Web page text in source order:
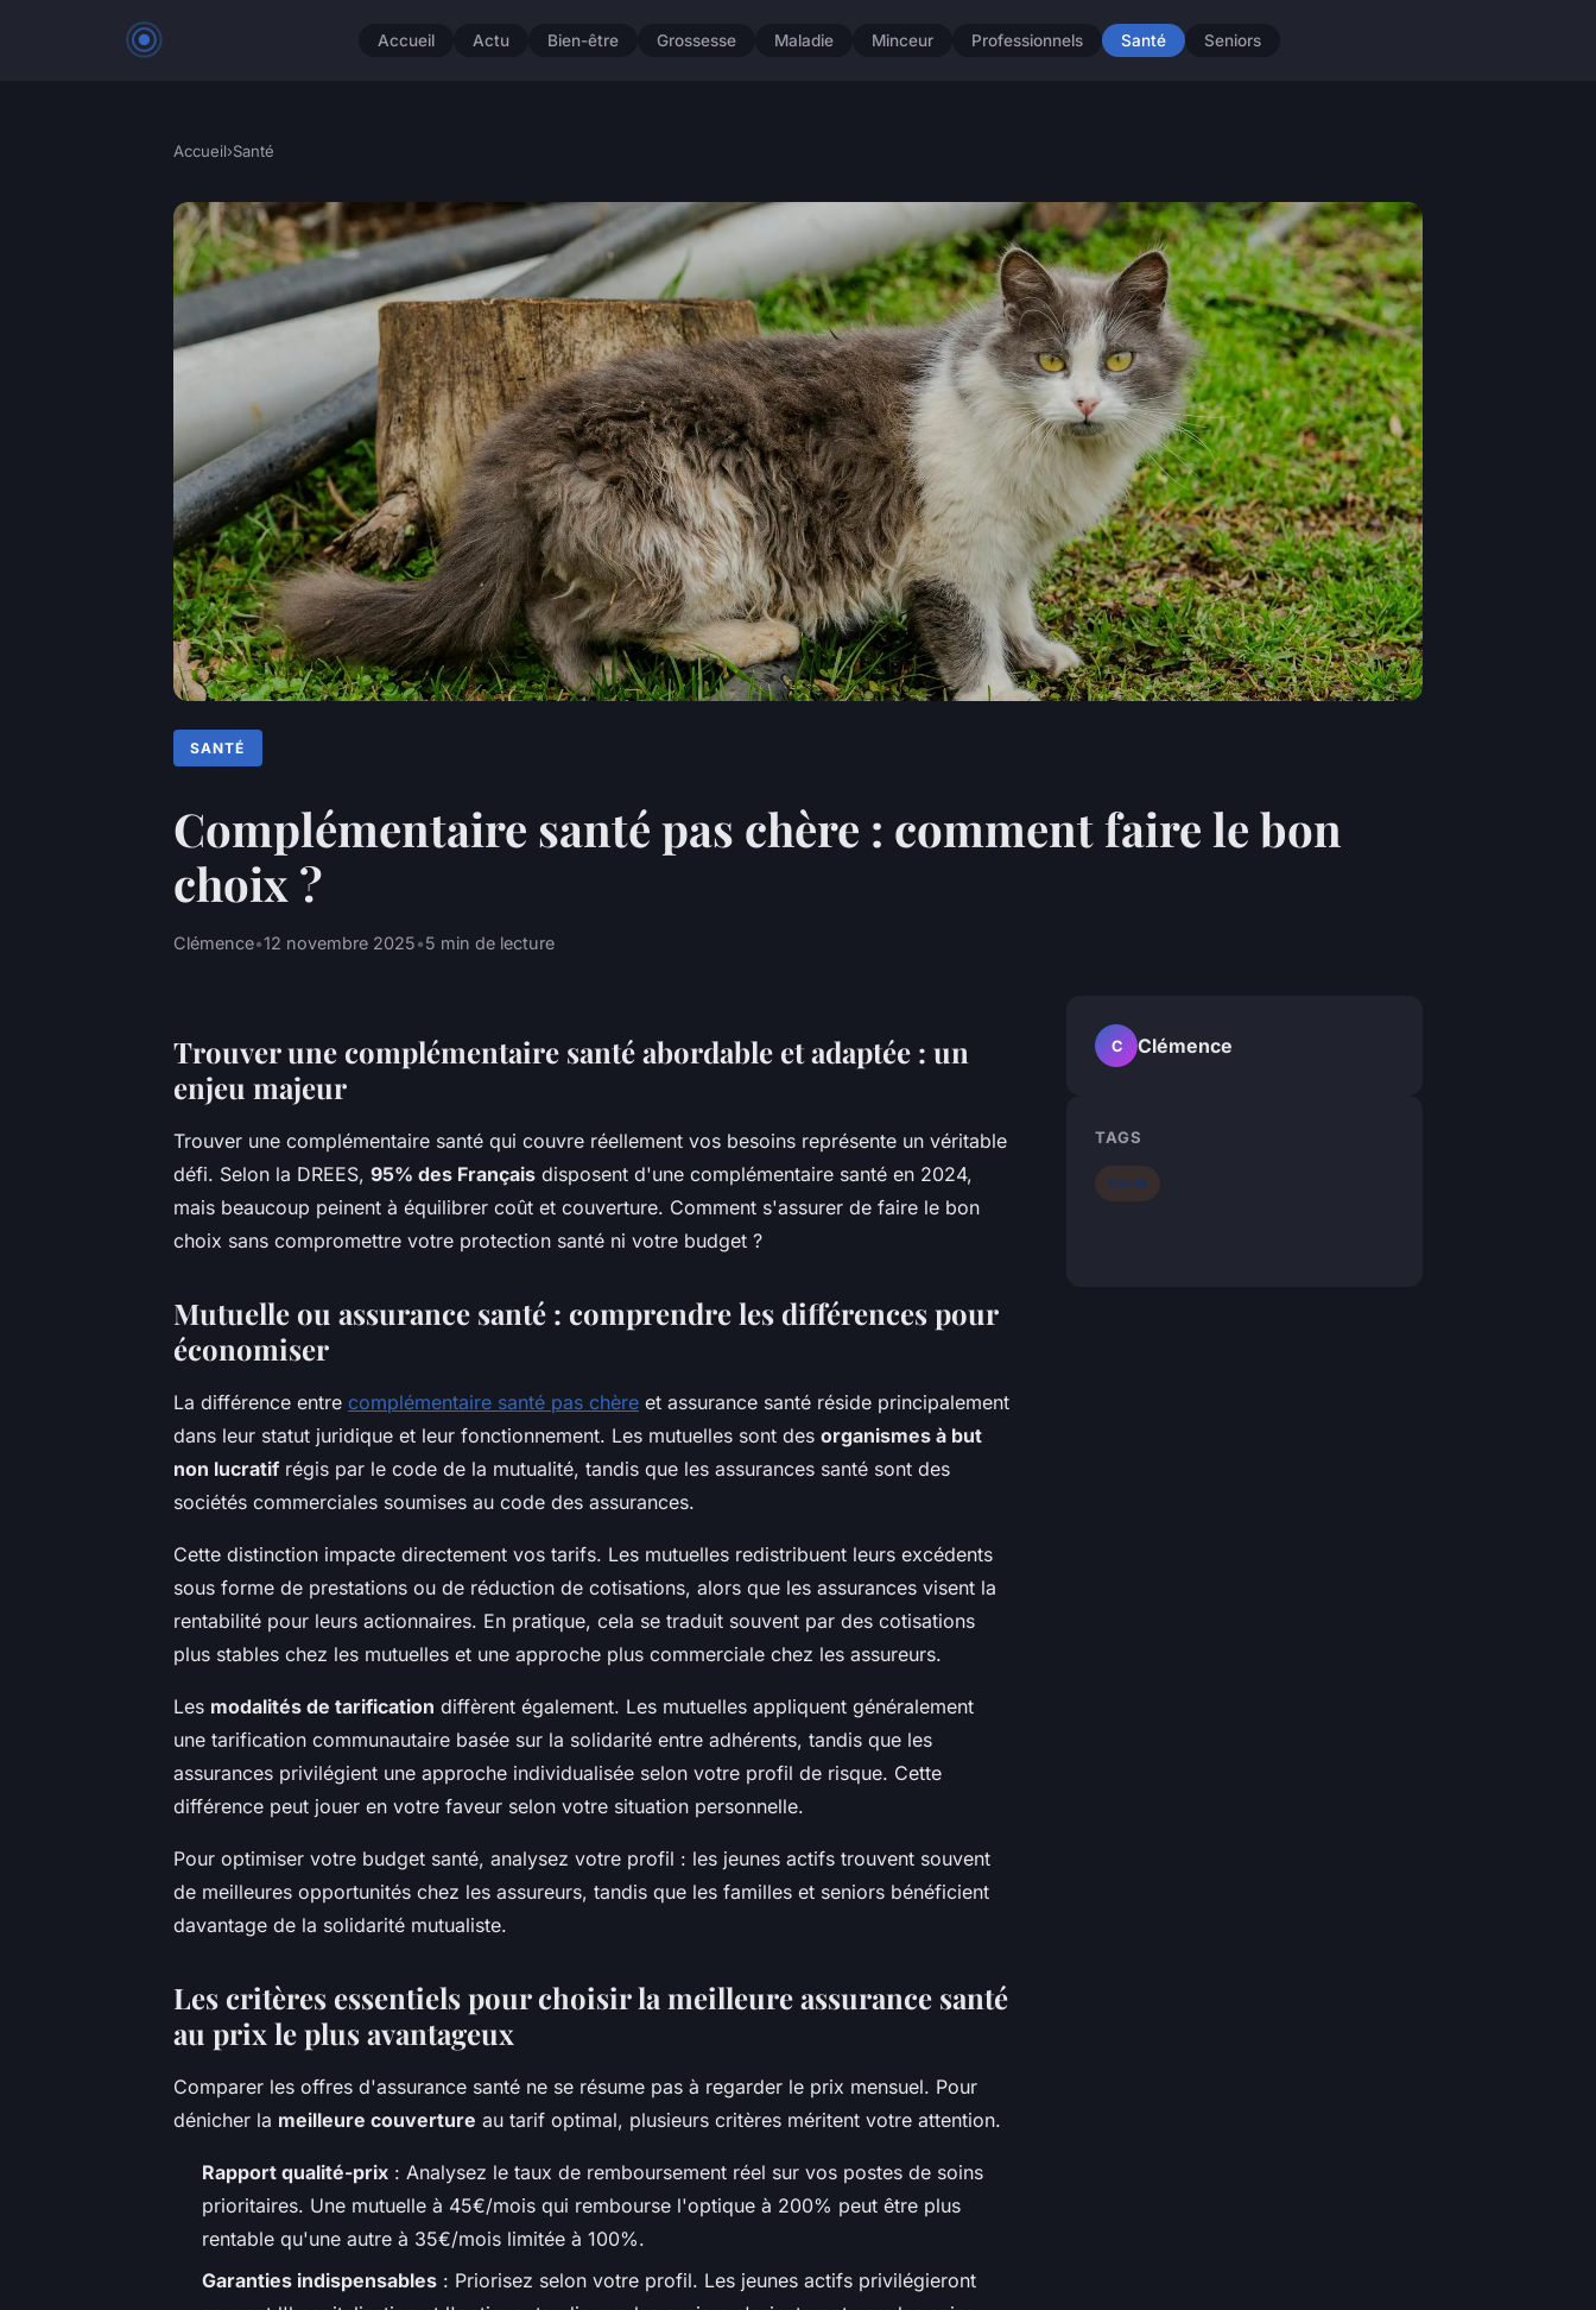
Accueil Actu Bien-être Grossesse Maladie Minceur Professionnels Santé Seniors
Accueil›Santé
SANTÉ
Complémentaire santé pas chère : comment faire le bon
choix ?
Clémence•12 novembre 2025•5 min de lecture
Trouver une complémentaire santé abordable et adaptée : un
enjeu majeur
Trouver une complémentaire santé qui couvre réellement vos besoins représente un véritable
défi. Selon la DREES, 95% des Français disposent d'une complémentaire santé en 2024,
mais beaucoup peinent à équilibrer coût et couverture. Comment s'assurer de faire le bon
choix sans compromettre votre protection santé ni votre budget ?
Mutuelle ou assurance santé : comprendre les différences pour
économiser
La différence entre complémentaire santé pas chère et assurance santé réside principalement
dans leur statut juridique et leur fonctionnement. Les mutuelles sont des organismes à but
non lucratif régis par le code de la mutualité, tandis que les assurances santé sont des
sociétés commerciales soumises au code des assurances.
Cette distinction impacte directement vos tarifs. Les mutuelles redistribuent leurs excédents
sous forme de prestations ou de réduction de cotisations, alors que les assurances visent la
rentabilité pour leurs actionnaires. En pratique, cela se traduit souvent par des cotisations
plus stables chez les mutuelles et une approche plus commerciale chez les assureurs.
Les modalités de tarification diffèrent également. Les mutuelles appliquent généralement
une tarification communautaire basée sur la solidarité entre adhérents, tandis que les
assurances privilégient une approche individualisée selon votre profil de risque. Cette
différence peut jouer en votre faveur selon votre situation personnelle.
Pour optimiser votre budget santé, analysez votre profil : les jeunes actifs trouvent souvent
de meilleures opportunités chez les assureurs, tandis que les familles et seniors bénéficient
davantage de la solidarité mutualiste.
Les critères essentiels pour choisir la meilleure assurance santé
au prix le plus avantageux
Comparer les offres d'assurance santé ne se résume pas à regarder le prix mensuel. Pour
dénicher la meilleure couverture au tarif optimal, plusieurs critères méritent votre attention.
Rapport qualité-prix : Analysez le taux de remboursement réel sur vos postes de soins
prioritaires. Une mutuelle à 45€/mois qui rembourse l'optique à 200% peut être plus
rentable qu'une autre à 35€/mois limitée à 100%.
Garanties indispensables : Priorisez selon votre profil. Les jeunes actifs privilégieront
C Clémence
TAGS
Santé